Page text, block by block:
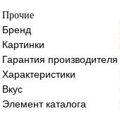
Прочие
Бренд
Картинки
Гарантия производителя
Характеристики
Вкус
Элемент каталога